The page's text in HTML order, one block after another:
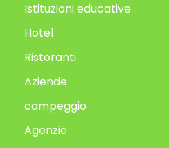
Istituzioni educative
Hotel
Ristoranti
Aziende
campeggio
Agenzie